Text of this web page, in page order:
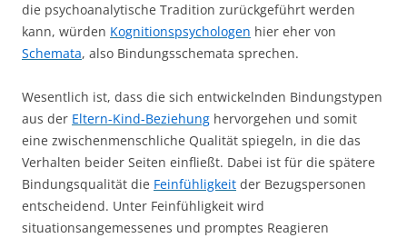
die psychoanalytische Tradition zurückgeführt werden
kann, würden Kognitionspsychologen hier eher von
Schemata, also Bindungsschemata sprechen.
Wesentlich ist, dass die sich entwickelnden Bindungstypen
aus der Eltern-Kind-Beziehung hervorgehen und somit
eine zwischenmenschliche Qualität spiegeln, in die das
Verhalten beider Seiten einfließt. Dabei ist für die spätere
Bindungsqualität die Feinfühligkeit der Bezugspersonen
entscheidend. Unter Feinfühligkeit wird
situationsangemessenes und promptes Reagieren